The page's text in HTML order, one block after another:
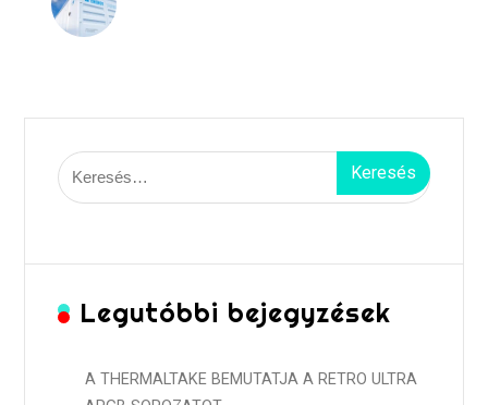
Keresés:
Legutóbbi bejegyzések
A THERMALTAKE BEMUTATJA A RETRO ULTRA